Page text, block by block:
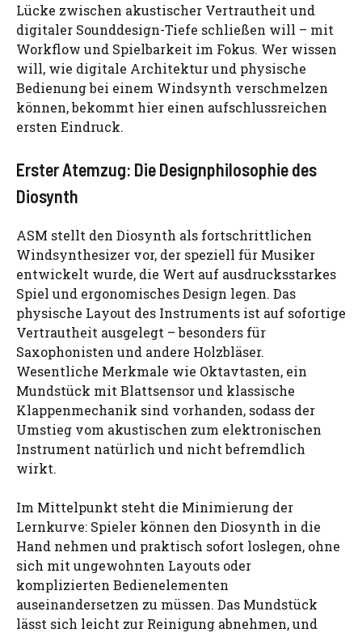
Lücke zwischen akustischer Vertrautheit und
digitaler Sounddesign-Tiefe schließen will – mit
Workflow und Spielbarkeit im Fokus. Wer wissen
will, wie digitale Architektur und physische
Bedienung bei einem Windsynth verschmelzen
können, bekommt hier einen aufschlussreichen
ersten Eindruck.
Erster Atemzug: Die Designphilosophie des
Diosynth
ASM stellt den Diosynth als fortschrittlichen
Windsynthesizer vor, der speziell für Musiker
entwickelt wurde, die Wert auf ausdrucksstarkes
Spiel und ergonomisches Design legen. Das
physische Layout des Instruments ist auf sofortige
Vertrautheit ausgelegt – besonders für
Saxophonisten und andere Holzbläser.
Wesentliche Merkmale wie Oktavtasten, ein
Mundstück mit Blattsensor und klassische
Klappenmechanik sind vorhanden, sodass der
Umstieg vom akustischen zum elektronischen
Instrument natürlich und nicht befremdlich
wirkt.
Im Mittelpunkt steht die Minimierung der
Lernkurve: Spieler können den Diosynth in die
Hand nehmen und praktisch sofort loslegen, ohne
sich mit ungewohnten Layouts oder
komplizierten Bedienelementen
auseinandersetzen zu müssen. Das Mundstück
lässt sich leicht zur Reinigung abnehmen, und